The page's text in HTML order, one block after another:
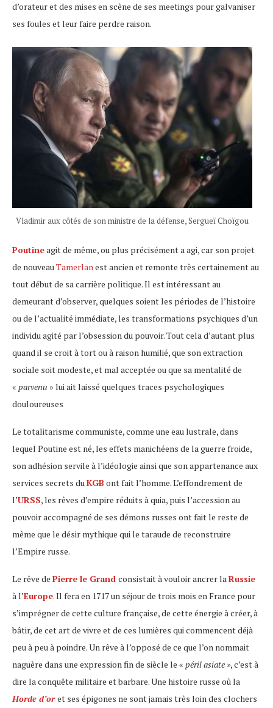
d’orateur et des mises en scène de ses meetings pour galvaniser
ses foules et leur faire perdre raison.
Vladimir aux côtés de son ministre de la défense, Sergueï Choïgou
Poutineagit de même, ou plus précisément a agi, car son projet
de nouveau Tamerlan est ancien et remonte très certainement au
tout début de sa carrière politique. Il est intéressant au
demeurant d’observer, quelques soient les périodes de l’histoire
ou de l’actualité immédiate, les transformations psychiques d’un
individu agité par l’obsession du pouvoir. Tout cela d’autant plus
quand il se croit à tort ou à raison humilié, que son extraction
sociale soit modeste, et mal acceptée ou que sa mentalité de
« parvenu » lui ait laissé quelques traces psychologiques
douloureuses
Le totalitarisme communiste, comme une eau lustrale, dans
lequel Poutine est né, les effets manichéens de la guerre froide,
son adhésion servile à l’idéologie ainsi que son appartenance aux
services secrets du KGBont fait l’homme. L’effondrement de
l’URSS, les rêves d’empire réduits à quia, puis l’accession au
pouvoir accompagné de ses démons russes ont fait le reste de
même que le désir mythique qui le taraude de reconstruire
l’Empire russe.
Le rêve de Pierre le Grand consistait à vouloir ancrer la Russie
à l’Europe. Il fera en 1717 un séjour de trois mois en France pour
s’imprégner de cette culture française, de cette énergie à créer, à
bâtir, de cet art de vivre et de ces lumières qui commencent déjà
peu à peu à poindre. Un rêve à l’opposé de ce que l’on nommait
naguère dans une expression fin de siècle le « péril asiate », c’est à
dire la conquête militaire et barbare. Une histoire russe où la
Horde d’oret ses épigones ne sont jamais très loin des clochers